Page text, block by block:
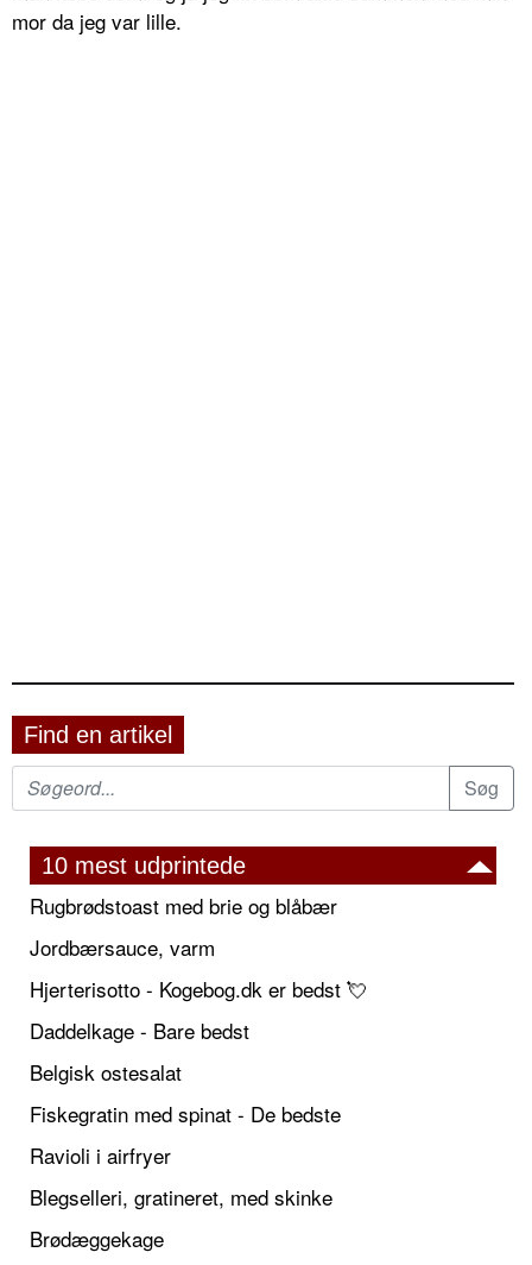
mor da jeg var lille.
Find en artikel
10 mest udprintede
Rugbrødstoast med brie og blåbær
Jordbærsauce, varm
Hjerterisotto - Kogebog.dk er bedst 💘
Daddelkage - Bare bedst
Belgisk ostesalat
Fiskegratin med spinat - De bedste
Ravioli i airfryer
Blegselleri, gratineret, med skinke
Brødæggekage